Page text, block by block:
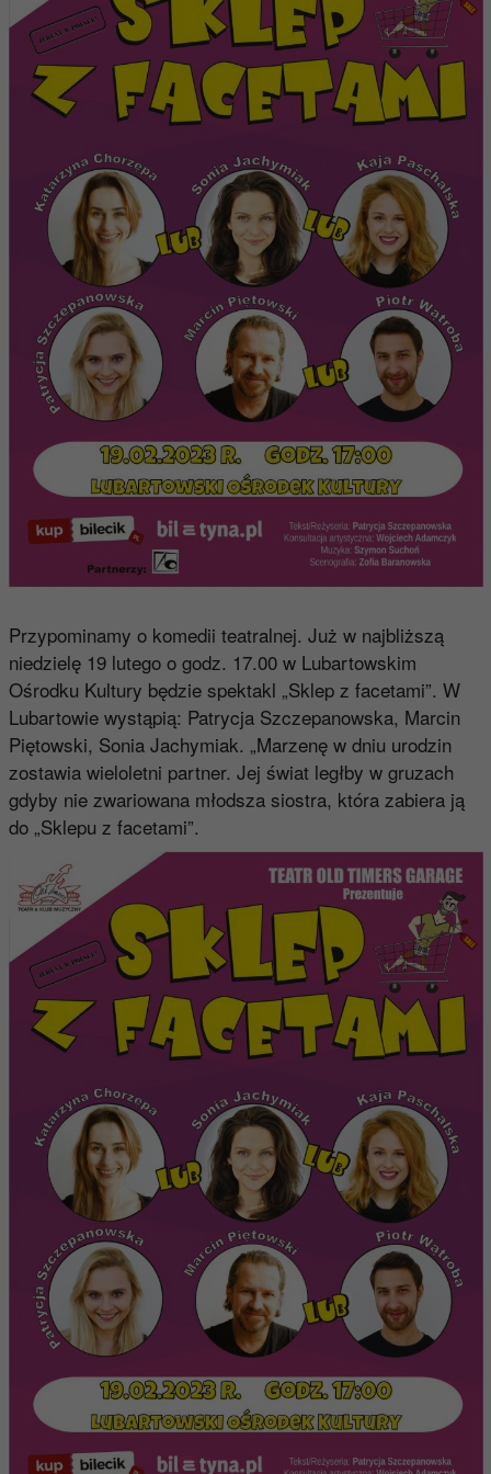
Przypominamy o komedii teatralnej. Już w najbliższą
niedzielę 19 lutego o godz. 17.00 w Lubartowskim
Ośrodku Kultury będzie spektakl „Sklep z facetami”. W
Lubartowie wystąpią: Patrycja Szczepanowska, Marcin
Piętowski, Sonia Jachymiak. „Marzenę w dniu urodzin
zostawia wieloletni partner. Jej świat ległby w gruzach
gdyby nie zwariowana młodsza siostra, która zabiera ją
do „Sklepu z facetami”.